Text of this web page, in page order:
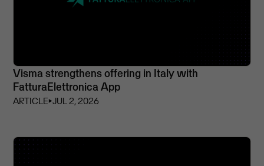
Visma strengthens offering in Italy with
FatturaElettronica App
ARTICLE⏵JUL 2, 2026